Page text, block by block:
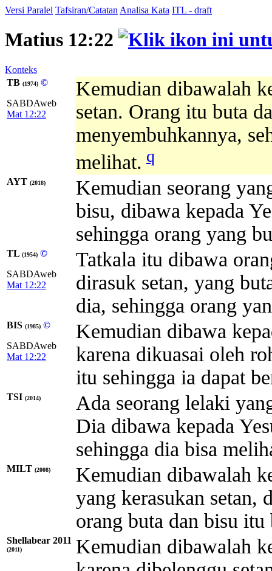
Versi Paralel Tafsiran/Catatan Analisa Kata ITL - draft
Matius 12:22
Konteks
TB (1974) ©
SABDAweb
Mat 12:22
Kemudian dibawalah
setan. Orang itu buta
menyembuhkannya,
melihat. q
AYT (2018)
Kemudian seorang
bisu, dibawa kepada
sehingga orang yang
TL (1954) ©
SABDAweb
Mat 12:22
Tatkala itu dibawa
dirasuk setan, yang
dia, sehingga orang
BIS (1985) ©
SABDAweb
Mat 12:22
Kemudian dibawa
karena dikuasai oleh
itu sehingga ia dapat
TSI (2014)
Ada seorang lelaki
Dia dibawa kepada
sehingga dia bisa
MILT (2008)
Kemudian dibawalah
yang kerasukan setan,
orang buta dan bisu
Shellabear 2011
(2011)
Kemudian dibawalah